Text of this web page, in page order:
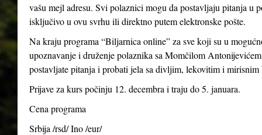
vašu mejl adresu. Svi polaznici mogu da postavljaju pitanja u
isključivo u ovu svrhu ili direktno putem elektronske pošte.
Na kraju programa “Biljarnica online” za sve koji su u
upoznavanje i druženje polaznika sa Momčilom
postavljate pitanja i probati jela sa divljim, lekovitim i
Prijave za kurs počinju 12. decembra i traju do 5. januara.
Cena programa
Srbija /rsd/ Ino /eur/